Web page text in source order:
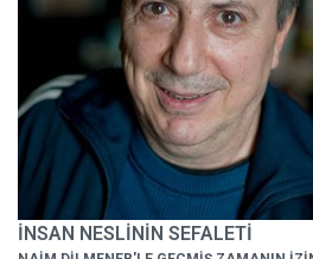
İNSAN NESLİNİN SEFALETİ